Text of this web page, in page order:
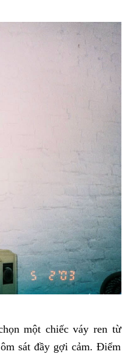
một chiếc váy ren từ
sát đầy gợi cảm. Điểm